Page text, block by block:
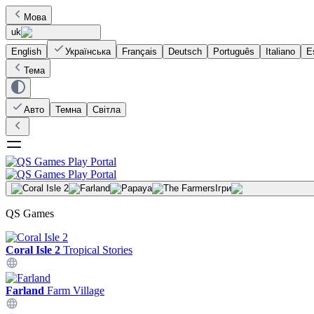
Мова
uk
English
Українська Français Deutsch Português Italiano
Тема
Авто Темна Світла
Ігри
QS Games
Coral Isle 2 Tropical Stories
Farland Farm Village